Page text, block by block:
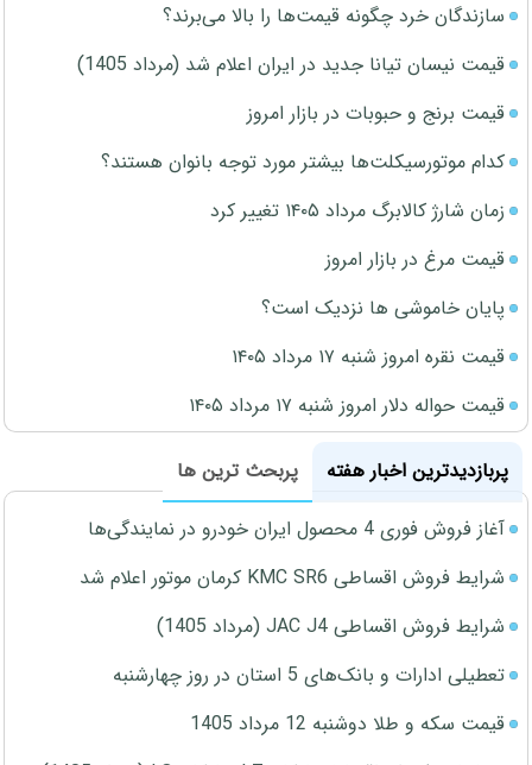
سازندگان خرد چگونه قیمت‌ها را بالا می‌برند؟
قیمت نیسان تیانا جدید در ایران اعلام شد (مرداد 1405)
قیمت برنج و حبوبات در بازار امروز
کدام موتورسیکلت‌ها بیشتر مورد توجه بانوان هستند؟
زمان شارژ کالابرگ مرداد ۱۴۰۵ تغییر کرد
قیمت مرغ در بازار امروز
پایان خاموشی ها نزدیک است؟
قیمت نقره امروز شنبه ۱۷ مرداد ۱۴۰۵
قیمت حواله دلار امروز شنبه ۱۷ مرداد ۱۴۰۵
پربازدیدترین اخبار هفته
پربحث ترین ها
آغاز فروش فوری 4 محصول ایران خودرو در نمایندگی‌ها
شرایط فروش اقساطی KMC SR6 کرمان موتور اعلام شد
شرایط فروش اقساطی JAC J4 (مرداد 1405)
تعطیلی ادارات و بانک‌های 5 استان در روز چهارشنبه
قیمت سکه و طلا دوشنبه 12 مرداد 1405